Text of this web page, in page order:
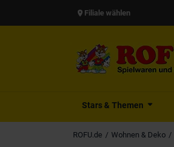
Filiale wählen
Stars & Themen
ROFU.de Wohnen & Deko